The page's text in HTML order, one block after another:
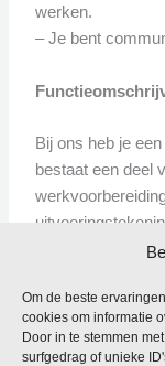
Om de beste
cookies om informatie
Door in te stemmen
surfgedrag of unieke
werken.
– Je bent
Bij ons heb je
bestaat een deel
bouwkundige,
Ben jij de
Stuur je
partners.nl of bel